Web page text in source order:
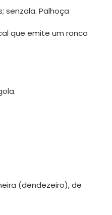
senzala. Palhoça
que emite um ronco
(dendezeiro), de